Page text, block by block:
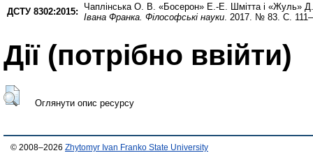
ДСТУ 8302:2015:
Чаплінська О. В. «Босерон» Е.-Е. Шмітта і «Жуль»
Івана Франка. Філософські науки . 2017. № 83. С.
Дії ​​(потрібно ввійти)
Оглянути опис ресурсу
© 2008–2026 Zhytomyr Ivan Franko State University